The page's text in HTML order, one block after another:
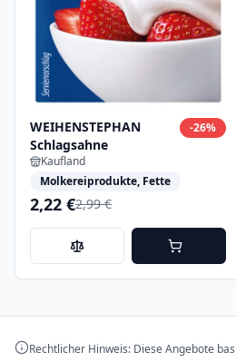
WEIHENSTEPHAN
Schlagsahne
-26%
Kaufland
Molkereiprodukte, Fette
2,22 €2,99 €
Rechtlicher Hinweis: Diese Angebote